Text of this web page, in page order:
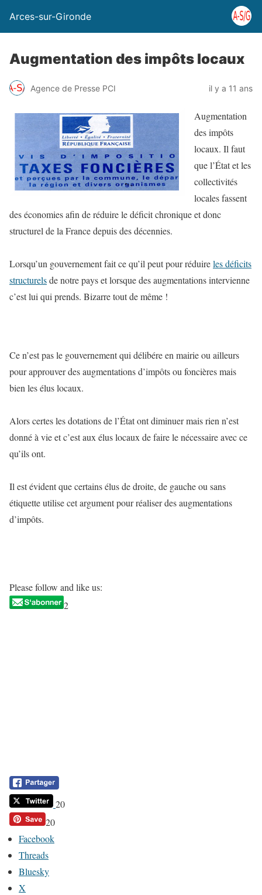
Arces-sur-Gironde
Augmentation des impôts locaux
Agence de Presse PCI il y a 11 ans
Augmentation
des impôts
locaux. Il faut
que l’État et les
collectivités
locales fassent
des économies afin de réduire le déficit chronique et donc
structurel de la France depuis des décennies.
Lorsqu’un gouvernement fait ce qu’il peut pour réduireles déficits
structurelsde notre pays et lorsque des augmentations intervienne
c’est lui qui prends. Bizarre tout de même !
Ce n’est pas le gouvernement qui délibére en mairie ou ailleurs
pour approuver des augmentations d’impôts ou foncières mais
bien les élus locaux.
Alors certes les dotations de l’État ont diminuer mais rien n’est
donné à vie et c’est aux élus locaux de faire le nécessaire avec ce
qu’ils ont.
Il est évident que certains élus de droite, de gauche ou sans
étiquette utilise cet argument pour réaliser des augmentations
d’impôts.
Please follow and like us:
2
20
20
Facebook
Threads
Bluesky
X